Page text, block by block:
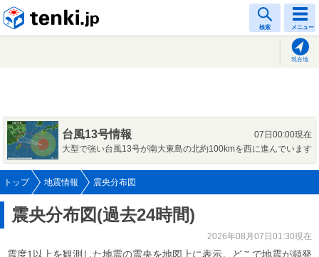
検索 メニュー
現在地
台風13号情報
07日00:00現在
大型で強い台風13号が南大東島の北約100kmを西に進んでいます
トップ 地震情報 震央分布図
震央分布図(過去24時間)
2026年08月07日01:30現在
震度1以上を観測した地震の震央を地図上に表示。どこで地震が頻発